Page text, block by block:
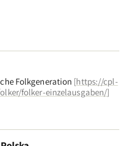
Folkgeneration [https://cpl-
folker-einzelausgaben/]